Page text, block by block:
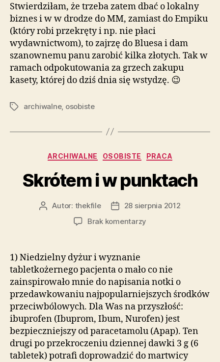
Stwierdziłam, że trzeba zatem dbać o lokalny
biznes i w w drodze do MM, zamiast do Empiku
(który robi przekręty i np. nie płaci
wydawnictwom), to zajrzę do Bluesa i dam
szanownemu panu zarobić kilka złotych. Tak w
ramach odpokutowania za grzech zakupu
kasety, której do dziś dnia się wstydzę. 😉
Tagiarchiwalne, osobiste
Kategorie
ARCHIWALNE OSOBISTE PRACA
Skrótem i w punktach
AutorAutor: thekfile
Data
wpisu
28 sierpnia 2012
Brak komentarzy
punktach
1) Niedzielny dyżur i wyznanie
tabletkożernego pacjenta o mało co nie
zainspirowało mnie do napisania notki o
przedawkowaniu najpopularniejszych środków
przeciwbólowych. Dla Was na przyszłość:
ibuprofen (Ibuprom, Ibum, Nurofen) jest
bezpieczniejszy od paracetamolu (Apap). Ten
drugi po przekroczeniu dziennej dawki 3 g (6
tabletek) potrafi doprowadzić do martwicy